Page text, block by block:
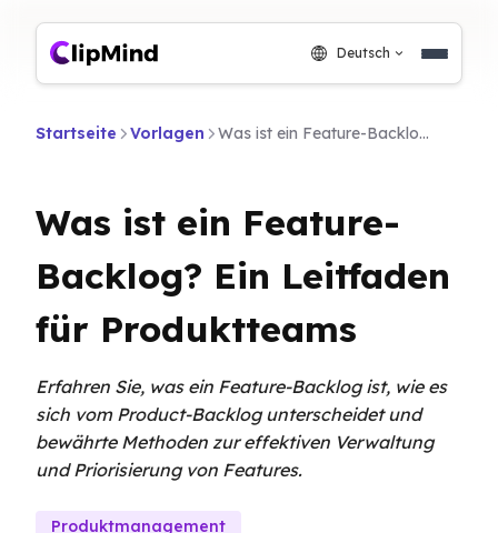
Deutsch
Startseite Vorlagen Was ist ein Feature-Backlog? Ein Leitfaden für Produktteams
Was ist ein Feature-
Backlog? Ein Leitfaden
für Produktteams
Erfahren Sie, was ein Feature-Backlog ist, wie es
sich vom Product-Backlog unterscheidet und
bewährte Methoden zur effektiven Verwaltung
und Priorisierung von Features.
Produktmanagement